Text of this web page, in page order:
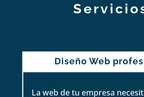
Diseño Web
La web de tu empresa